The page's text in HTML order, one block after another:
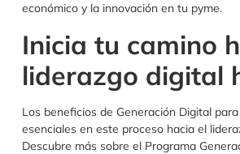
económico y la innovación en tu pyme.
Inicia tu camino
liderazgo digital
Los beneficios de Generación Digital
esenciales en este proceso hacia el
Descubre más sobre el Programa